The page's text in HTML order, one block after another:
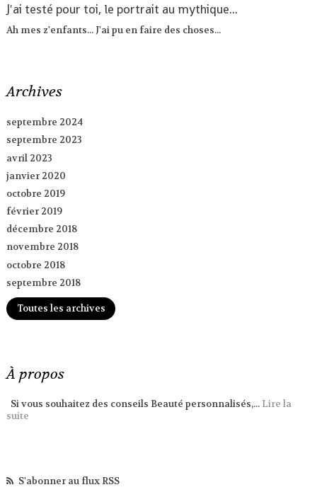
J'ai testé pour toi, le portrait au mythique...
Ah mes z'enfants... J'ai pu en faire des choses...
Archives
septembre 2024
septembre 2023
avril 2023
janvier 2020
octobre 2019
février 2019
décembre 2018
novembre 2018
octobre 2018
septembre 2018
Toutes les archives
À propos
Si vous souhaitez des conseils Beauté personnalisés,... Lire la
suite
S'abonner au flux RSS